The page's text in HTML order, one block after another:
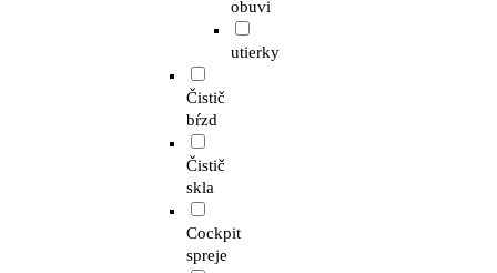
obuvi
utierky
Čistič
bŕzd
Čistič
skla
Cockpit
spreje